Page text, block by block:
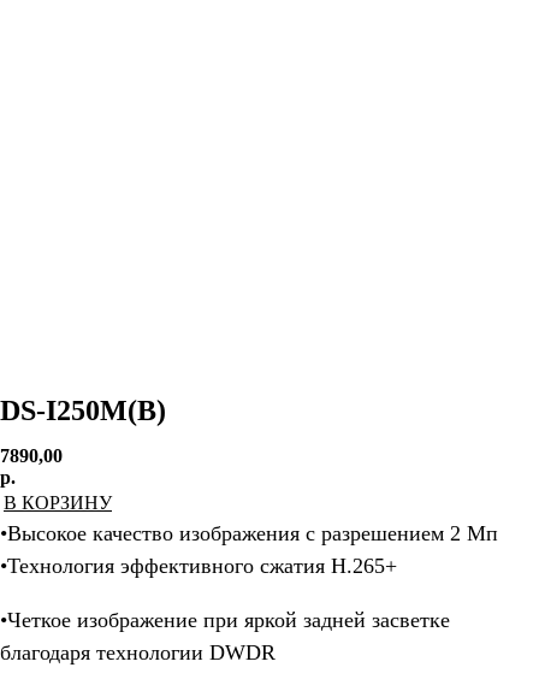
DS-I250M(B)
7890,00
р.
В КОРЗИНУ
•Высокое качество изображения с разрешением 2 Мп
•Технология эффективного сжатия H.265+
•Четкое изображение при яркой задней засветке
благодаря технологии DWDR